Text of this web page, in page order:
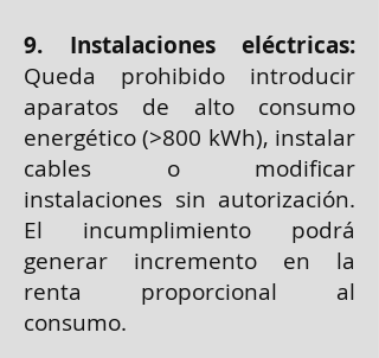
9. Instalaciones eléctricas:
Queda prohibido introducir
aparatos de alto consumo
energético (>800 kWh), instalar
cables o modificar
instalaciones sin autorización.
El incumplimiento podrá
generar incremento en la
renta proporcional al
consumo.